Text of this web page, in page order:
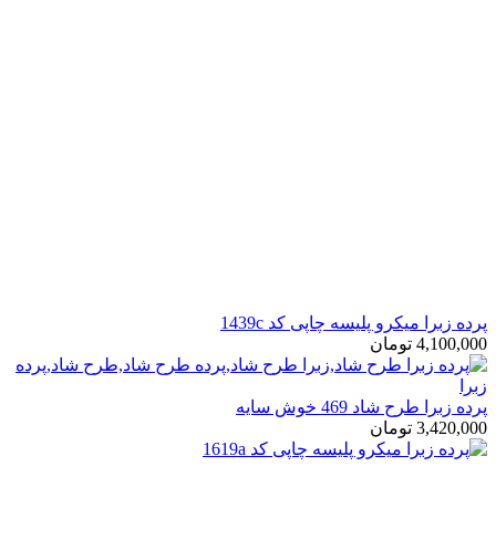
پرده زبرا میکرو پلیسه چاپی کد 1439c
4,100,000 تومان
پرده زبرا طرح شاد 469 خوش سایه
3,420,000 تومان